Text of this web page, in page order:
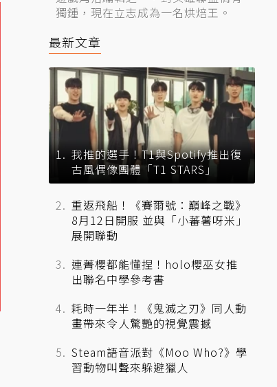
獨鍾，現在立志成為一名烘焙王。
最新文章
我推的選手！T1與Spotify推出復
古風偶像團體「T1 STARS」
重返飛船！《賽爾號：巔峰之戰》
8月12日開服 並與「小蕃薯呀米」
展開聯動
連菁櫻都能懂捏！holo櫻巫女推
出聯名中學參考書
耗時一年半！《鬼滅之刃》同人動
畫帶來令人驚艷的視覺震撼
Steam語音派對《Moo Who?》學
習動物叫聲來躲避獵人